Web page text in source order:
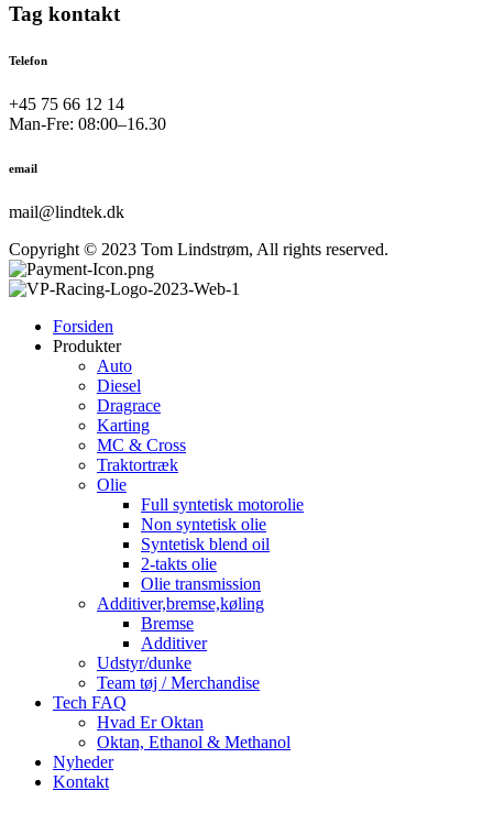
Tag kontakt
Telefon
+45 75 66 12 14
Man-Fre: 08:00–16.30
email
mail@lindtek.dk
Copyright © 2023 Tom Lindstrøm, All rights reserved.
Forsiden
Produkter
Auto
Diesel
Dragrace
Karting
MC & Cross
Traktortræk
Olie
Full syntetisk motorolie
Non syntetisk olie
Syntetisk blend oil
2-takts olie
Olie transmission
Additiver,bremse,køling
Bremse
Additiver
Udstyr/dunke
Team tøj / Merchandise
Tech FAQ
Hvad Er Oktan
Oktan, Ethanol & Methanol
Nyheder
Kontakt